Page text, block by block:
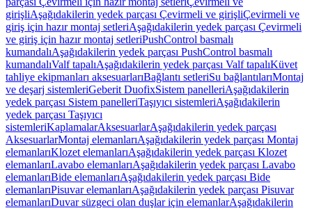
girişliAşağıdakilerin yedek parçası Çevirmeli ve girişliÇevirmeli ve
giriş için hazır montaj setleriAşağıdakilerin yedek parçası Çevirmeli
ve giriş için hazır montaj setleriPushControl basmalı
kumandalıAşağıdakilerin yedek parçası PushControl basmalı
kumandalıValf tapalıAşağıdakilerin yedek parçası Valf tapalıKüvet
tahliye ekipmanları aksesuarlarıBağlantı setleriSu bağlantılarıMontaj
ve deşarj sistemleriGeberit DuofixSistem panelleriAşağıdakilerin
yedek parçası Sistem panelleriTaşıyıcı sistemleriAşağıdakilerin
yedek parçası Taşıyıcı
sistemleriKaplamalarAksesuarlarAşağıdakilerin yedek parçası
AksesuarlarMontaj elemanlarıAşağıdakilerin yedek parçası Montaj
elemanlarıKlozet elemanlarıAşağıdakilerin yedek parçası Klozet
elemanlarıLavabo elemanlarıAşağıdakilerin yedek parçası Lavabo
elemanlarıBide elemanlarıAşağıdakilerin yedek parçası Bide
elemanlarıPisuvar elemanlarıAşağıdakilerin yedek parçası Pisuvar
elemanlarıDuvar süzgeci olan duşlar için elemanlarAşağıdakilerin